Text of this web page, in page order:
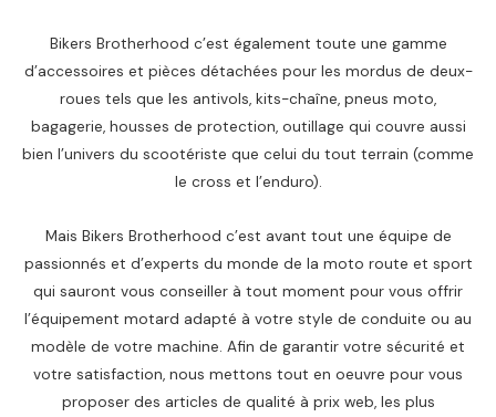
Bikers Brotherhood c’est également toute une gamme
d’accessoires et pièces détachées pour les mordus de deux-
roues tels que les antivols, kits-chaîne, pneus moto,
bagagerie, housses de protection, outillage qui couvre aussi
bien l’univers du scootériste que celui du tout terrain (comme
le cross et l’enduro).
Mais Bikers Brotherhood c’est avant tout une équipe de
passionnés et d’experts du monde de la moto route et sport
qui sauront vous conseiller à tout moment pour vous offrir
l’équipement motard adapté à votre style de conduite ou au
modèle de votre machine. Afin de garantir votre sécurité et
votre satisfaction, nous mettons tout en oeuvre pour vous
proposer des articles de qualité à prix web, les plus